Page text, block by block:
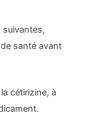
suivantes,
santé avant
cétirizine, à